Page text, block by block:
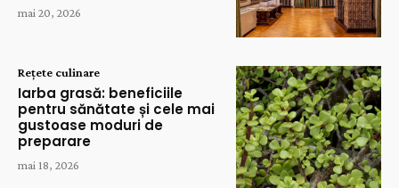
mai 20, 2026
Rețete culinare
Iarba grasă: beneficiile
pentru sănătate și cele mai
gustoase moduri de
preparare
mai 18, 2026